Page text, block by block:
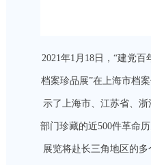
2021年1月18日，“建党
档案珍品展”在上海市档
示了上海市、江苏省、
部门珍藏的近500件革命
展览将赴长三角地区的